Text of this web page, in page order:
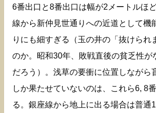
6番出口と8番出口は幅が2メートルほ
線から新仲見世通りへの近道として機
りにも細すぎる（玉の井の「抜けられ
のか。昭和30年、敗戦直後の貧乏性が
だろう）。浅草の要衝に位置しながら
しか果たせていないのは、これら6, 8
る。銀座線から地上に出る場合は普通